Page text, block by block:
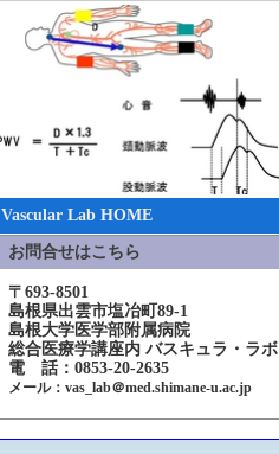
Vascular Lab HOME
お問合せはこちら
〒693-8501
島根県出雲市塩冶町89-1
島根大学医学部附属病院
総合医療学講座内 バスキュラ・ラボ
電 話：0853-20-2635
メール：vas_lab＠med.shimane-u.ac.jp